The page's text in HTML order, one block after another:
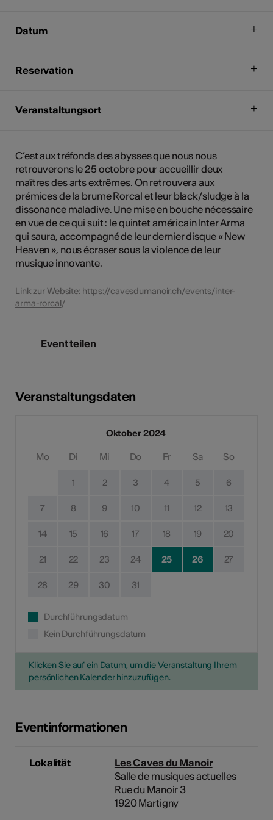
Datum
Reservation
Veranstaltungsort
C’est aux tréfonds des abysses que nous nous
retrouverons le 25 octobre pour accueillir deux
maîtres des arts extrêmes. On retrouvera aux
prémices de la brume Rorcal et leur black/sludge à la
dissonance maladive. Une mise en bouche nécessaire
en vue de ce qui suit : le quintet américain Inter Arma
qui saura, accompagné de leur dernier disque « New
Heaven », nous écraser sous la violence de leur
musique innovante.
Link zur Website: https://cavesdumanoir.ch/events/inter-
arma-rorcal/
Event teilen
Veranstaltungsdaten
Oktober 2024
Mo Di Mi Do Fr Sa So
1 2 3 4 5 6
7 8 9 10 11 12 13
14 15 16 17 18 19 20
21 22 23 24 25 26 27
28 29 30 31
Durchführungsdatum
Kein Durchführungsdatum
Klicken Sie auf ein Datum, um die Veranstaltung Ihrem
persönlichen Kalender hinzuzufügen.
Eventinformationen
Lokalität
Les Caves du Manoir
Salle de musiques actuelles
Rue du Manoir 3
1920 Martigny